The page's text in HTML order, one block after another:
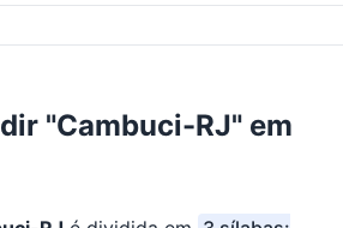
"Cambuci-RJ" em